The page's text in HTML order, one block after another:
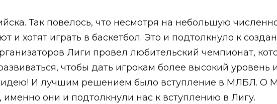
Так повелось, что несмотря на небольшую
и хотят играть в баскетбол. Это и подтолкнуло к
Лиги провел любительский чемпионат,
чтобы дать игрокам более высокий уровень
– идею! И лучшим решением было вступление в МЛБЛ.
они и подтолкнули нас к вступлению в Лигу.